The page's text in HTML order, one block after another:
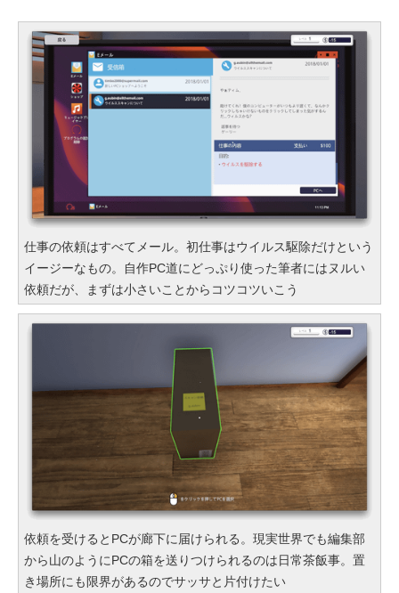
仕事の依頼はすべてメール。初仕事はウイルス駆除だけという
イージーなもの。自作PC道にどっぷり使った筆者にはヌルい
依頼だが、まずは小さいことからコツコツいこう
依頼を受けるとPCが廊下に届けられる。現実世界でも編集部
から山のようにPCの箱を送りつけられるのは日常茶飯事。置
き場所にも限界があるのでサッサと片付けたい